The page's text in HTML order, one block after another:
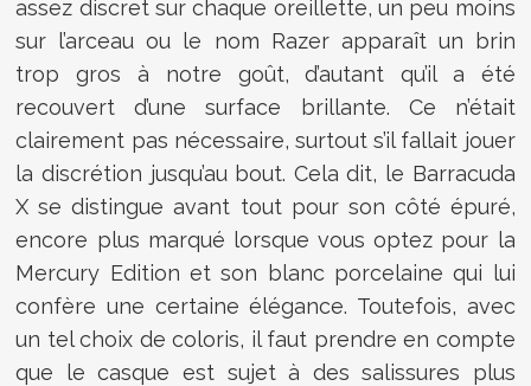
assez discret sur chaque oreillette, un peu moins
sur l’arceau ou le nom Razer apparaît un brin
trop gros à notre goût, d’autant qu’il a été
recouvert d’une surface brillante. Ce n’était
clairement pas nécessaire, surtout s’il fallait jouer
la discrétion jusqu’au bout. Cela dit, le Barracuda
X se distingue avant tout pour son côté épuré,
encore plus marqué lorsque vous optez pour la
Mercury Edition et son blanc porcelaine qui lui
confère une certaine élégance. Toutefois, avec
un tel choix de coloris, il faut prendre en compte
que le casque est sujet à des salissures plus